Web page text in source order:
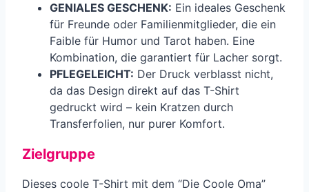
GENIALES GESCHENK: Ein ideales Geschenk
für Freunde oder Familienmitglieder, die ein
Faible für Humor und Tarot haben. Eine
Kombination, die garantiert für Lacher sorgt.
PFLEGELEICHT: Der Druck verblasst nicht,
da das Design direkt auf das T-Shirt
gedruckt wird – kein Kratzen durch
Transferfolien, nur purer Komfort.
Zielgruppe
Dieses coole T-Shirt mit dem “Die Coole Oma”